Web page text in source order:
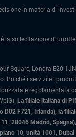
in materia di
sollecitazione di
Square, Londra E20
i servizi e i
e regolamentata
La filiale italiana di
F721, Irlanda), la
28046 Madrid,
10, unità 1001,